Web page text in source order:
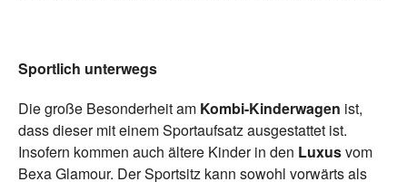
Sportlich unterwegs
Die große Besonderheit am Kombi-Kinderwagen ist,
dass dieser mit einem Sportaufsatz ausgestattet ist.
Insofern kommen auch ältere Kinder in den Luxusvom
Bexa Glamour. Der Sportsitz kann sowohl vorwärts als